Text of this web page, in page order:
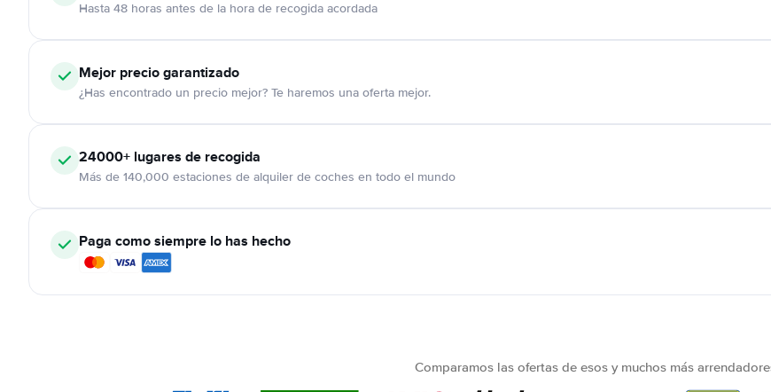
Hasta 48 horas antes de la hora de recogida acordada
Mejor precio garantizado
¿Has encontrado un precio mejor? Te haremos una oferta mejor.
24000+ lugares de recogida
Más de 140,000 estaciones de alquiler de coches en todo el mundo
Paga como siempre lo has hecho
Comparamos las ofertas de esos y muchos más